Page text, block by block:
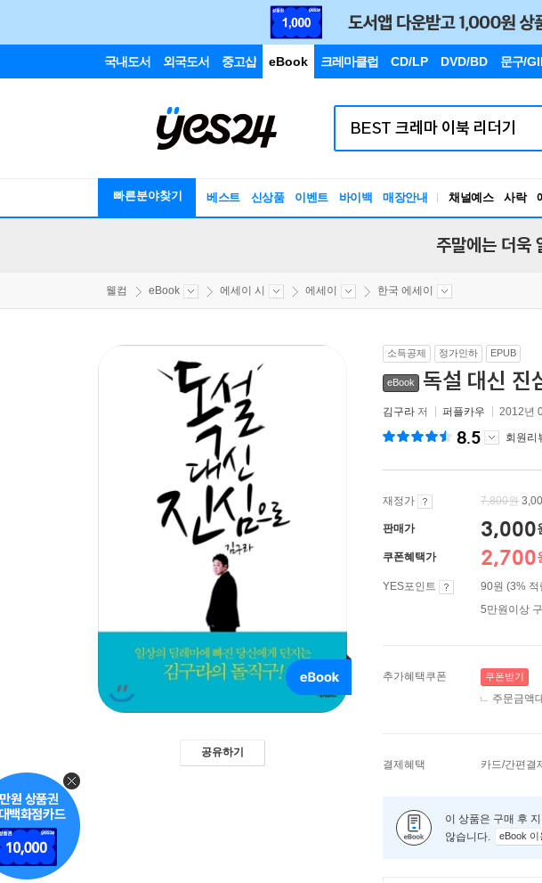
국내도서 외국도서 중고샵 eBook 크레마클럽 CD/LP DVD/BD 문구/
빠른분야찾기 베스트 신상품 이벤트 바이백 매장안내 채널예스 사락
주말에는 더욱
웰컴 eBook 에세이 시 에세이 한국 에세이
공유하기
소득공제 정가인하 EPUB
eBook 독설 대신 진
김구라 저 퍼플카우 2012년
8.5 회원리
재정가 7,800원
판매가 3,000
쿠폰혜택가 2,700
YES포인트
90원 (3% 적
5만원이상
추가혜택쿠폰 쿠폰받기
주문금액
결제혜택 카드/간편결
이 상품은 구매 후
않습니다.
eBook 이